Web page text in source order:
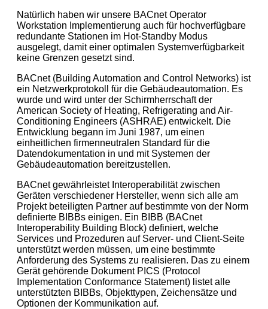
Natürlich haben wir unsere BACnet Operator
Workstation Implementierung auch für hochverfügbare
redundante Stationen im Hot-Standby Modus
ausgelegt, damit einer optimalen Systemverfügbarkeit
keine Grenzen gesetzt sind.
BACnet (Building Automation and Control Networks) ist
ein Netzwerkprotokoll für die Gebäudeautomation. Es
wurde und wird unter der Schirmherrschaft der
American Society of Heating, Refrigerating and Air-
Conditioning Engineers (ASHRAE) entwickelt. Die
Entwicklung begann im Juni 1987, um einen
einheitlichen firmenneutralen Standard für die
Datendokumentation in und mit Systemen der
Gebäudeautomation bereitzustellen.
BACnet gewährleistet Interoperabilität zwischen
Geräten verschiedener Hersteller, wenn sich alle am
Projekt beteiligten Partner auf bestimmte von der Norm
definierte BIBBs einigen. Ein BIBB (BACnet
Interoperability Building Block) definiert, welche
Services und Prozeduren auf Server- und Client-Seite
unterstützt werden müssen, um eine bestimmte
Anforderung des Systems zu realisieren. Das zu einem
Gerät gehörende Dokument PICS (Protocol
Implementation Conformance Statement) listet alle
unterstützten BIBBs, Objekttypen, Zeichensätze und
Optionen der Kommunikation auf.